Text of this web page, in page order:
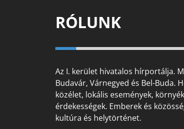
RÓLUNK
Az I. kerület hivatalos hírportálja.
Budavár, Várnegyed és Bel-Buda.
közélet, lokális események,
érdekességek. Emberek és
kultúra és helytörténet.